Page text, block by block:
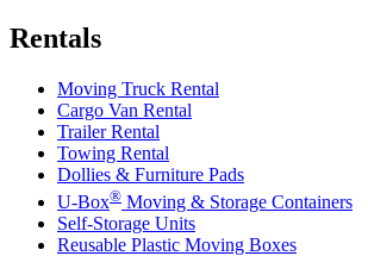
Rentals
Moving Truck Rental
Cargo Van Rental
Trailer Rental
Towing Rental
Dollies & Furniture Pads
U-Box® Moving & Storage Containers
Self-Storage Units
Reusable Plastic Moving Boxes